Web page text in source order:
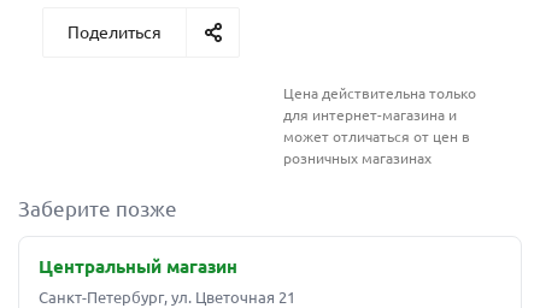
Поделиться
Цена действительна только
для интернет-магазина и
может отличаться от цен в
розничных магазинах
Заберите позже
Центральный магазин
Санкт-Петербург, ул. Цветочная 21